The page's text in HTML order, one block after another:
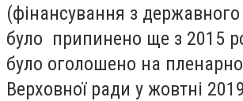
(фінансування з
було припинено ще з 2015
було оголошено на
Верховної ради у жовтні